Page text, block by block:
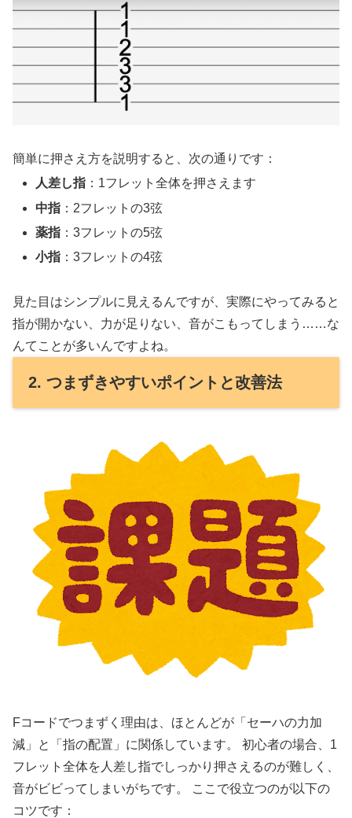
簡単に押さえ方を説明すると、次の通りです：
人差し指 ：1フレット全体を押さえます
中指 ：2フレットの3弦
薬指 ：3フレットの5弦
小指 ：3フレットの4弦
見た目はシンプルに見えるんですが、実際にやってみると
指が開かない、力が足りない、音がこもってしまう……な
んてことが多いんですよね。
2. つまずきやすいポイントと改善法
Fコードでつまずく理由は、ほとんどが「セーハの力加
減」と「指の配置」に関係しています。 初心者の場合、1
フレット全体を人差し指でしっかり押さえるのが難しく、
音がビビってしまいがちです。 ここで役立つのが以下の
コツです：